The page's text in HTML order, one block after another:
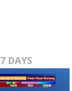
7 DAYS